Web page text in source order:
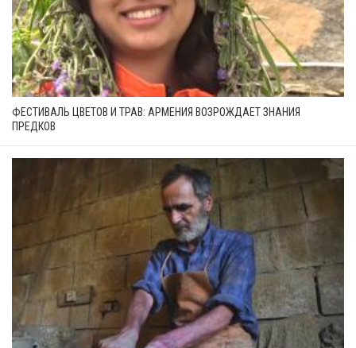
ФЕСТИВАЛЬ ЦВЕТОВ И ТРАВ: АРМЕНИЯ ВОЗРОЖДАЕТ ЗНАНИЯ
ПРЕДКОВ